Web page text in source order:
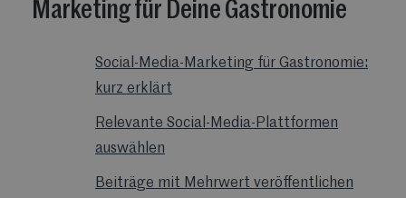
Marketing für Deine Gastronomie
Social-Media-Marketing für Gastronomie:
kurz erklärt
Relevante Social-Media-Plattformen
auswählen
Beiträge mit Mehrwert veröffentlichen